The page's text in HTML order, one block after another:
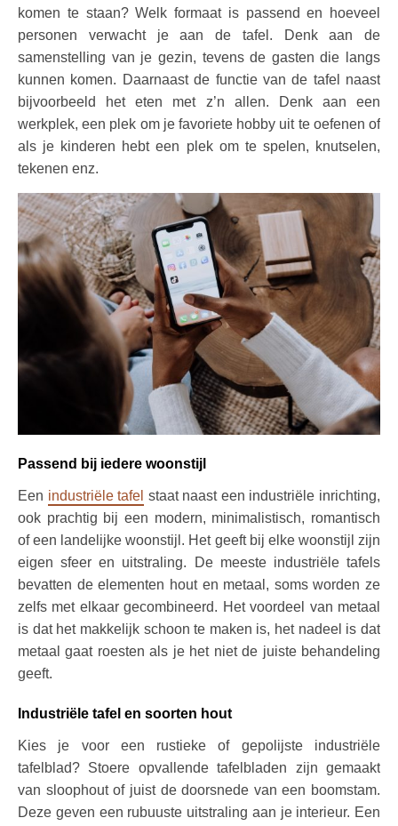
komen te staan? Welk formaat is passend en hoeveel
personen verwacht je aan de tafel. Denk aan de
samenstelling van je gezin, tevens de gasten die langs
kunnen komen. Daarnaast de functie van de tafel naast
bijvoorbeeld het eten met z’n allen. Denk aan een
werkplek, een plek om je favoriete hobby uit te oefenen of
als je kinderen hebt een plek om te spelen, knutselen,
tekenen enz.
Passend bij iedere woonstijl
Een industriële tafel staat naast een industriële inrichting,
ook prachtig bij een modern, minimalistisch, romantisch
of een landelijke woonstijl. Het geeft bij elke woonstijl zijn
eigen sfeer en uitstraling. De meeste industriële tafels
bevatten de elementen hout en metaal, soms worden ze
zelfs met elkaar gecombineerd. Het voordeel van metaal
is dat het makkelijk schoon te maken is, het nadeel is dat
metaal gaat roesten als je het niet de juiste behandeling
geeft.
Industriële tafel en soorten hout
Kies je voor een rustieke of gepolijste industriële
tafelblad? Stoere opvallende tafelbladen zijn gemaakt
van sloophout of juist de doorsnede van een boomstam.
Deze geven een rubuuste uitstraling aan je interieur. Een